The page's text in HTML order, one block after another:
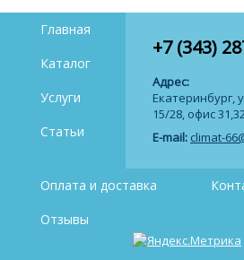
+7 (343)
Адрес:
Екатеринбург,
15/28, офис
E-mail: climat-
Главная
Каталог
Услуги
Статьи
Оплата и доставка
Отзывы